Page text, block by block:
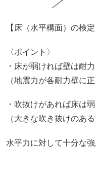
【床（水平構面）の検定
〈ポイント〉
・床が弱ければ壁は耐
（地震力が各耐力壁に
・吹抜けがあれば床は弱
（大きな吹き抜けのあ
水平力に対して十分な